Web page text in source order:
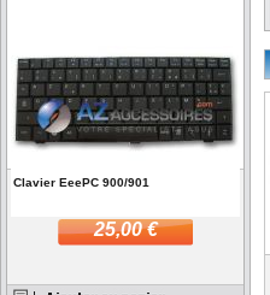
Clavier EeePC 900/901
25,00 €